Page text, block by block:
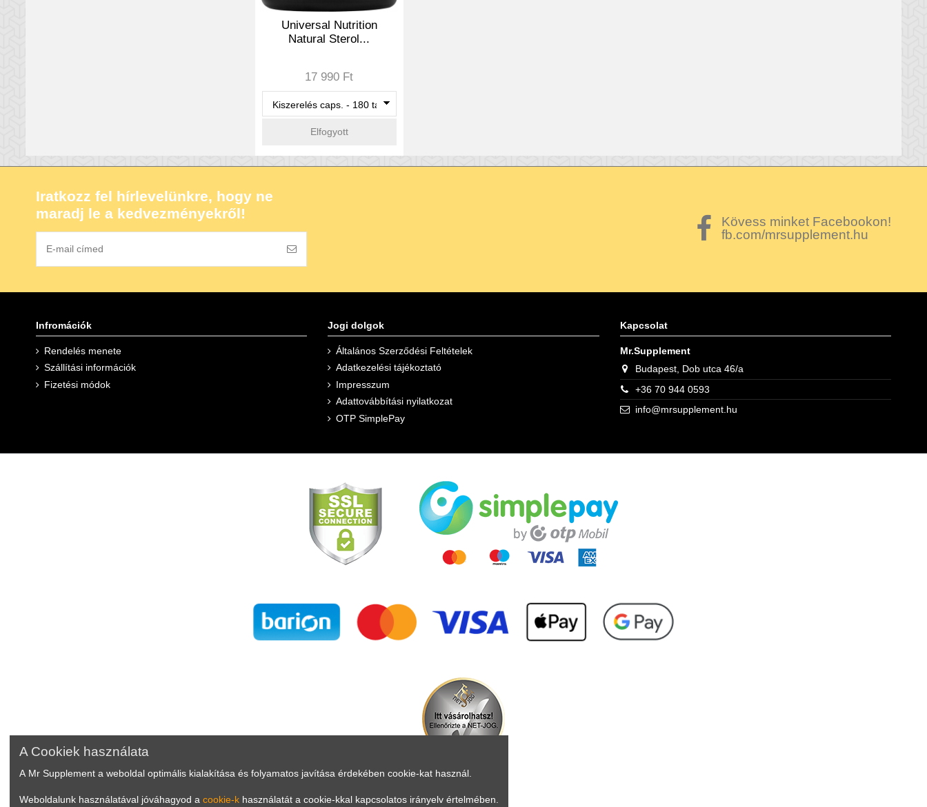
Universal Nutrition
Natural Sterol...
17 990 Ft
Elfogyott
Iratkozz fel hírlevelünkre, hogy ne
maradj le a kedvezményekről!
Kövess minket Facebookon!
fb.com/mrsupplement.hu
Infromációk
Rendelés menete
Szállítási információk
Fizetési módok
Jogi dolgok
Általános Szerződési Feltételek
Adatkezelési tájékoztató
Impresszum
Adattovábbítási nyilatkozat
OTP SimplePay
Kapcsolat
Mr.Supplement
Budapest, Dob utca 46/a
+36 70 944 0593
info@mrsupplement.hu
A Cookiek használata
A Mr Supplement a weboldal optimális kialakítása és folyamatos javítása érdekében cookie-kat használ.
Weboldalunk használatával jóváhagyod a cookie-k használatát a cookie-kkal kapcsolatos irányelv értelmében.